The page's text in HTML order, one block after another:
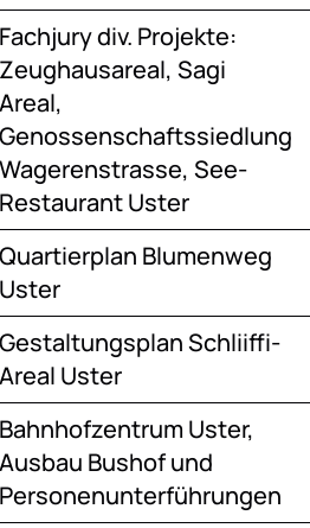
Fachjury div. Projekte:
Zeughausareal, Sagi
Areal,
Genossenschaftssiedlung
Wagerenstrasse, See-
Restaurant Uster
Quartierplan Blumenweg
Uster
Gestaltungsplan Schliiffi-
Areal Uster
Bahnhofzentrum Uster,
Ausbau Bushof und
Personenunterführungen